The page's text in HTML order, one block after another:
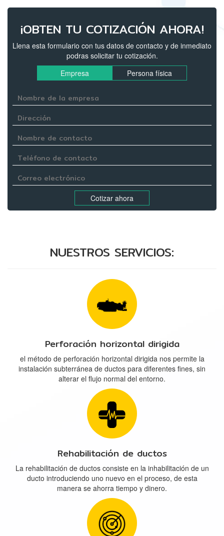
¡OBTEN TU COTIZACIÓN AHORA!
Llena esta formulario con tus datos de contacto y de inmediato
podras solicitar tu cotización.
Empresa
Persona física
Cotizar ahora
NUESTROS SERVICIOS:
Perforación horizontal dirigida
el método de perforación horizontal dirigida nos permite la
instalación subterránea de ductos para diferentes fines, sin
alterar el flujo normal del entorno.
Rehabilitación de ductos
La rehabilitación de ductos consiste en la inhabilitación de un
ducto introduciendo uno nuevo en el proceso, de esta
manera se ahorra tiempo y dinero.